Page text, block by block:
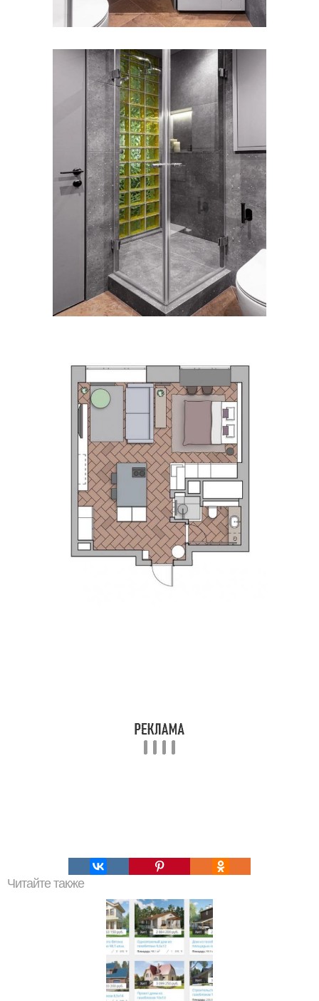
Читайте также